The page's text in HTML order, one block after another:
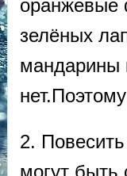
оранжевые
зелёных
мандарины
2.